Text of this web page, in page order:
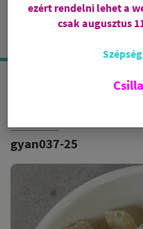
TÖMJÉN GYANTA -
gyan037-25
ezért rendelni lehet a
csak augusztus